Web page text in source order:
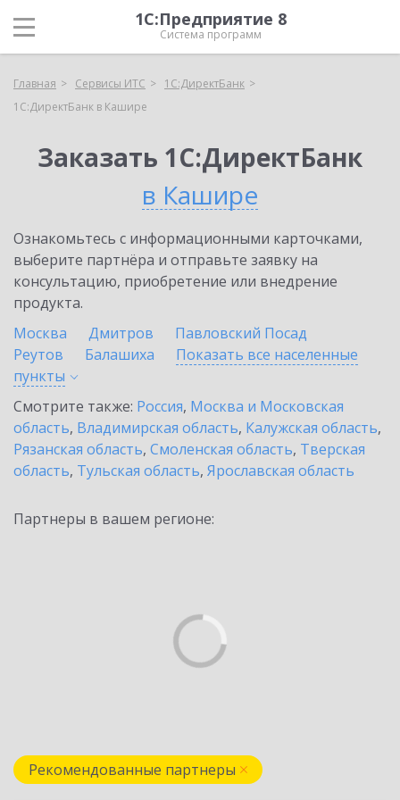
1С:Предприятие 8
Система программ
Главная Сервисы ИТС
1С:ДиректБанк
1С:ДиректБанк в Кашире
Заказать 1С:ДиректБанк
в Кашире
Ознакомьтесь с информационными карточками,
выберите партнёра и отправьте заявку на
консультацию, приобретение или внедрение
продукта.
Москва
Дмитров
Павловский Посад
Реутов
Балашиха
Показать все населенные
пункты
Смотрите также: Россия, Москва и Московская
область, Владимирская область, Калужская область,
Рязанская область, Смоленская область, Тверская
область, Тульская область, Ярославская область
Партнеры в вашем регионе:
Рекомендованные партнеры